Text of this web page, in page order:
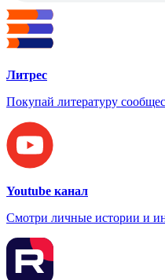
Литрес
Покупай литературу
Youtube канал
Смотри личные истории и